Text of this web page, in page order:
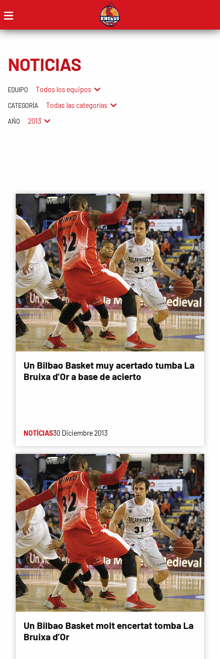
NOTICIAS
EQUIPO Todos los equipos
CATEGORÍA Todas las categorías
AÑO 2013
Un Bilbao Basket muy acertado tumba La
Bruixa d’Or a base de acierto
NOTÍCIAS30 Diciembre 2013
Un Bilbao Basket molt encertat tomba La
Bruixa d’Or